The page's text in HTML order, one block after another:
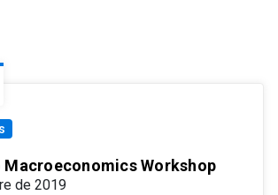
Macroeconomics Workshop
de 2019